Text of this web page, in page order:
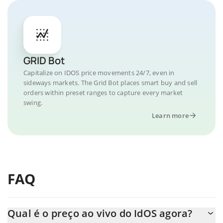
GRID Bot
Capitalize on IDOS price movements 24/7, even in
sideways markets. The Grid Bot places smart buy and sell
orders within preset ranges to capture every market
swing.
Learn more
FAQ
Qual é o preço ao vivo do IdOS agora?